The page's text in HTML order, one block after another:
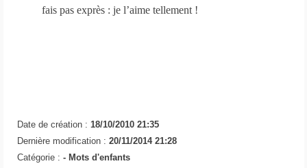
fais pas exprès : je l’aime tellement !
Date de création : 18/10/2010 21:35
Dernière modification : 20/11/2014 21:28
Catégorie : - Mots d'enfants